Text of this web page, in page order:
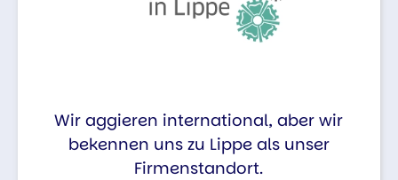
Wir aggieren international, aber wir
bekennen uns zu Lippe als unser
Firmenstandort.